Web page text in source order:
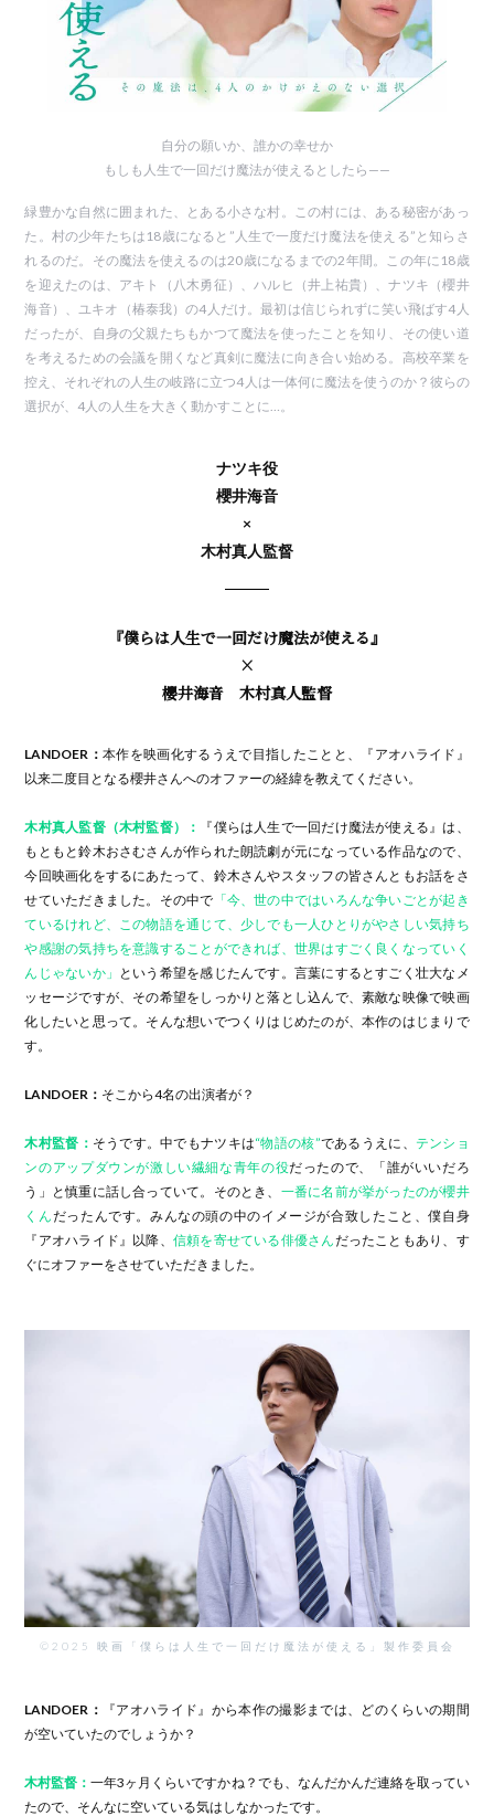
自分の願いか、誰かの幸せか
もしも人生で一回だけ魔法が使えるとしたら——
緑豊かな自然に囲まれた、とある小さな村。この村には、ある秘密があっ
た。村の少年たちは18歳になると”人生で一度だけ魔法を使える”と知らさ
れるのだ。その魔法を使えるのは20歳になるまでの2年間。この年に18歳
を迎えたのは、アキト（八木勇征）、ハルヒ（井上祐貴）、ナツキ（櫻井
海音）、ユキオ（椿泰我）の4人だけ。最初は信じられずに笑い飛ばす4人
だったが、自身の父親たちもかつて魔法を使ったことを知り、その使い道
を考えるための会議を開くなど真剣に魔法に向き合い始める。高校卒業を
控え、それぞれの人生の岐路に立つ4人は一体何に魔法を使うのか？彼らの
選択が、4人の人生を大きく動かすことに…。
ナツキ役
櫻井海音
×
木村真人監督
『僕らは人生で一回だけ魔法が使える』
×
櫻井海音 木村真人監督
LANDOER：本作を映画化するうえで目指したことと、『アオハライド』
以来二度目となる櫻井さんへのオファーの経緯を教えてください。
木村真人監督（木村監督）：
『僕らは人生で一回だけ魔法が使える』は、
もともと鈴木おさむさんが作られた朗読劇が元になっている作品なので、
今回映画化をするにあたって、鈴木さんやスタッフの皆さんともお話をさ
せていただきました。その中で 「今、世の中ではいろんな争いごとが起き
ているけれど、この物語を通じて、少しでも一人ひとりがやさしい気持ち
や感謝の気持ちを意識することができれば、世界はすごく良くなっていく
んじゃないか」 という希望を感じたんです。言葉にするとすごく壮大なメ
ッセージですが、その希望をしっかりと落とし込んで、素敵な映像で映画
化したいと思って。そんな想いでつくりはじめたのが、本作のはじまりで
す。
LANDOER： そこから4名の出演者が？
木村監督： そうです。中でもナツキは“物語の核”であるうえに、 テンショ
ンのアップダウンが激しい繊細な青年の役だったので、「誰がいいだろ
う」と慎重に話し合っていて。そのとき、 一番に名前が挙がったのが櫻井
くんだったんです。みんなの頭の中のイメージが合致したこと、僕自身
『アオハライド』以降、 信頼を寄せている俳優さんだったこともあり、す
ぐにオファーをさせていただきました。
©2025 映画「僕らは人生で一回だけ魔法が使える」製作委員会
LANDOER：
『アオハライド』から本作の撮影までは、どのくらいの期間
が空いていたのでしょうか？
木村監督：一年3ヶ月くらいですかね？でも、なんだかんだ連絡を取ってい
たので、そんなに空いている気はしなかったです。